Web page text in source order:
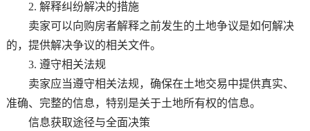
2. 解释纠纷解决的措施
卖家可以向购房者解释之前发生的土地争议是如何解决
的，提供解决争议的相关文件。
3. 遵守相关法规
卖家应当遵守相关法规，确保在土地交易中提供真实、
准确、完整的信息，特别是关于土地所有权的信息。
信息获取途径与全面决策